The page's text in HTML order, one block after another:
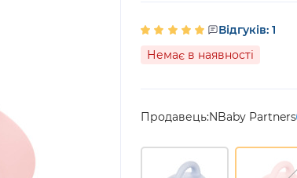
Відгуків: 1
Немає в наявності
Продавець:NBaby Partners